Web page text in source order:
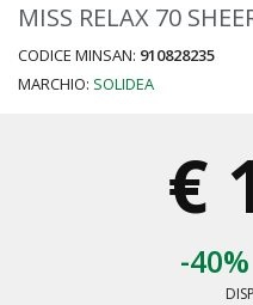
MISS RELAX 70
CODICE MINSAN: 910828235
MARCHIO: SOLIDEA
€
-40%